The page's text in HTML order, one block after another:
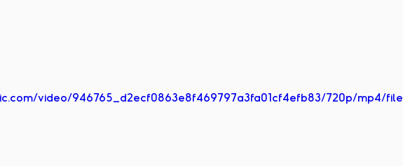
video/946765_d2ecf0863e8f469797a3fa01cf4efb83/720p/mp4/file.